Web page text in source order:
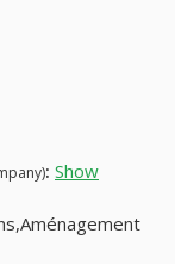
: Show